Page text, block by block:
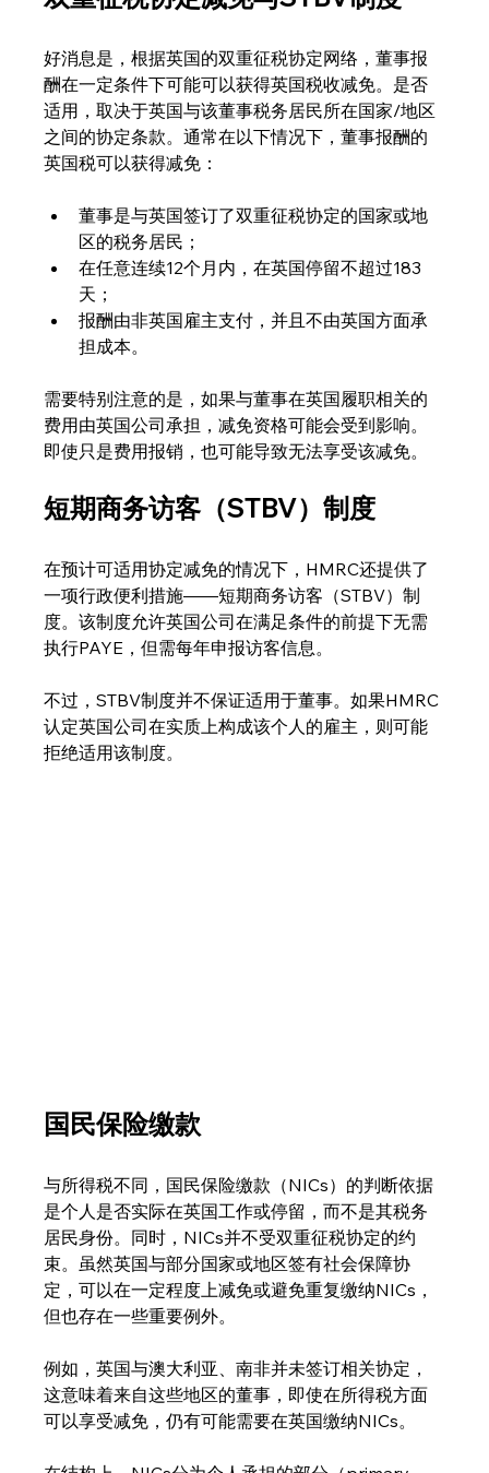
好消息是，根据英国的双重征税协定网络，董事报
酬在一定条件下可能可以获得英国税收减免。是否
适用，取决于英国与该董事税务居民所在国家/地区
之间的协定条款。通常在以下情况下，董事报酬的
英国税可以获得减免：
董事是与英国签订了双重征税协定的国家或地
区的税务居民；
在任意连续12个月内，在英国停留不超过183
天；
报酬由非英国雇主支付，并且不由英国方面承
担成本。
需要特别注意的是，如果与董事在英国履职相关的
费用由英国公司承担，减免资格可能会受到影响。
即使只是费用报销，也可能导致无法享受该减免。
短期商务访客（STBV）制度
在预计可适用协定减免的情况下，HMRC还提供了
一项行政便利措施——短期商务访客（STBV）制
度。该制度允许英国公司在满足条件的前提下无需
执行PAYE，但需每年申报访客信息。
不过，STBV制度并不保证适用于董事。如果HMRC
认定英国公司在实质上构成该个人的雇主，则可能
拒绝适用该制度。
国民保险缴款
与所得税不同，国民保险缴款（NICs）的判断依据
是个人是否实际在英国工作或停留，而不是其税务
居民身份。同时，NICs并不受双重征税协定的约
束。虽然英国与部分国家或地区签有社会保障协
定，可以在一定程度上减免或避免重复缴纳NICs，
但也存在一些重要例外。
例如，英国与澳大利亚、南非并未签订相关协定，
这意味着来自这些地区的董事，即使在所得税方面
可以享受减免，仍有可能需要在英国缴纳NICs。